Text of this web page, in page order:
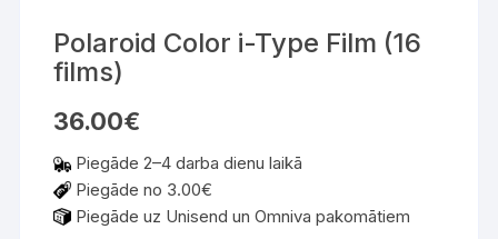
Polaroid Color i-Type Film (16
films)
36.00€
Piegāde 2–4 darba dienu laikā
Piegāde no 3.00€
Piegāde uz Unisend un Omniva pakomātiem